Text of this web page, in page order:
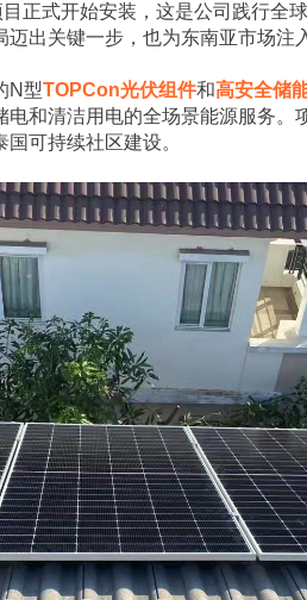
正式开始安装，这是公司践行全
出关键一步，也为东南亚市场注
N型TOPCon光伏组件和高安全储
和清洁用电的全场景能源服务。
可持续社区建设。